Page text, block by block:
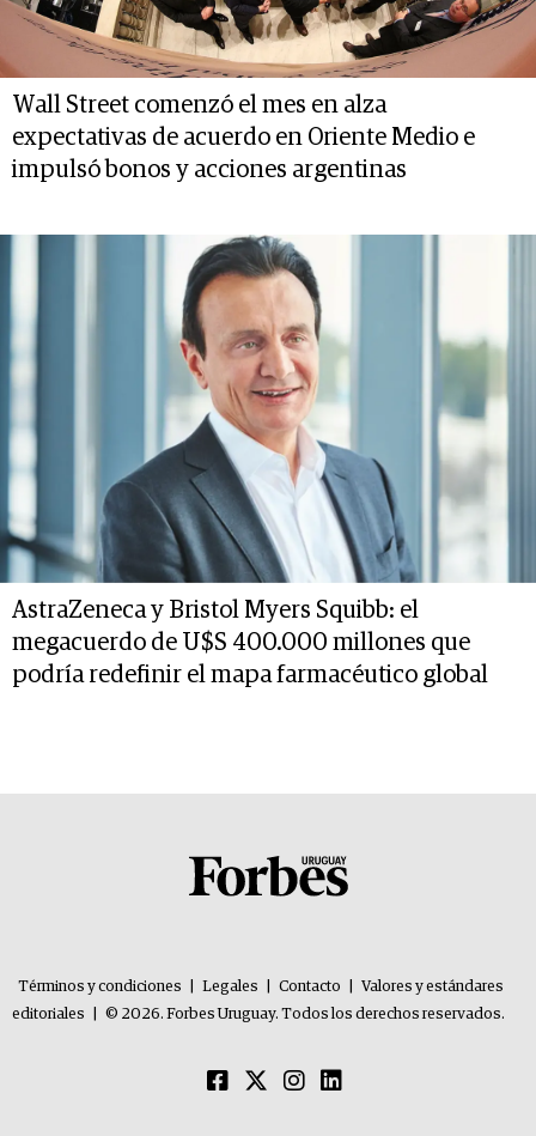
Wall Street comenzó el mes en alza
expectativas de acuerdo en Oriente Medio e
impulsó bonos y acciones argentinas
AstraZeneca y Bristol Myers Squibb: el
megacuerdo de U$S 400.000 millones que
podría redefinir el mapa farmacéutico global
Términos y condiciones Legales Contacto
Valores y estándares
editoriales
© 2026. Forbes Uruguay. Todos los derechos reservados.